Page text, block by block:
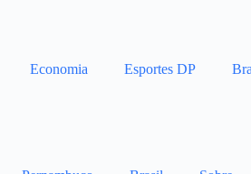
Economia Esportes DP